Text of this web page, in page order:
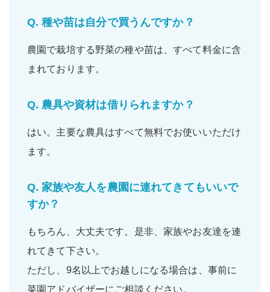
Q. 種や苗は自分で買うんですか？
農園で栽培する野菜の種や苗は、すべて料金に含
まれております。
Q. 農具や資材は借りられますか？
はい。主要な農具はすべて無料でお使いいただけ
ます。
Q. 家族や友人を農園に連れてきてもいいで
すか？
もちろん、大丈夫です。是非、 家族やお友達を連
れてきて下さい。
ただし、9名以上でお越しになる場合は、事前に
菜園アドバイザーにご相談ください。